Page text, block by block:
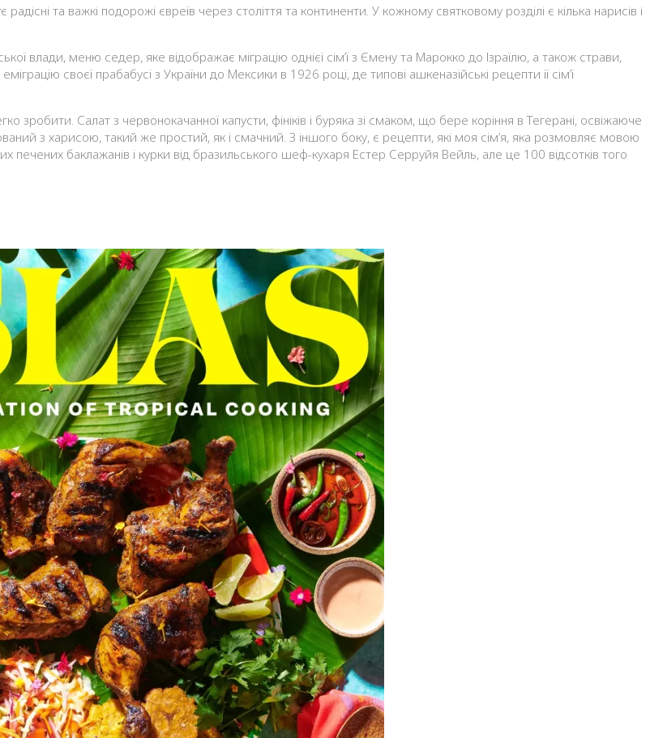
та важкі подорожі євреїв через століття та континенти. У кожному святковому розділі є кілька нарисів і
влади, меню седер, яке відображає міграцію однієї сім’ї з Ємену та Марокко до Ізраїлю, а також страви,
своєї прабабусі з України до Мексики в 1926 році, де типові ашкеназійські рецепти її сім’ї
зробити. Салат з червонокачанної капусти, фініків і буряка зі смаком, що бере коріння в Тегерані, освіжаюче
з харисою, такий же простий, як і смачний. З іншого боку, є рецепти, які моя сім’я, яка розмовляє мовою
печених баклажанів і курки від бразильського шеф-кухаря Естер Серруйя Вейль, але це 100 відсотків того